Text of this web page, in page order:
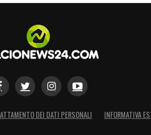
DEI DATI PERSONALI INFORMATIVA